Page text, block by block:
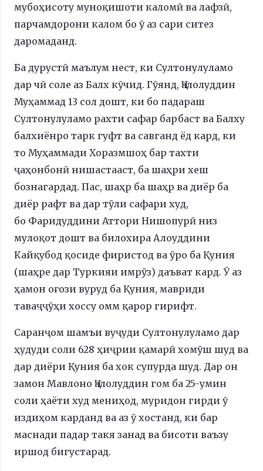
мубоҳисоту муноқишоти каломӣ ва лафзӣ,
парчамдорони калом бо ӯ аз сари ситез
даромаданд.
Ба дурустӣ маълум нест, ки Султонулуламо
дар чӣ соле аз Балх кӯчид. Гӯянд, Ҷалолуддин
Муҳаммад 13 сол дошт, ки бо падараш
Султонулуламо рахти сафар барбаст ва Балху
балхиёнро тарк гуфт ва савганд ёд кард, ки
то Муҳаммади Хоразмшоҳ бар тахти
ҷаҳонбонӣ нишастааст, ба шаҳри хеш
бознагардад. Пас, шаҳр ба шаҳр ва диёр ба
диёр рафт ва дар тӯли сафари худ,
бо Фаридуддини Аттори Нишопурӣ низ
мулоқот дошт ва билохира Алоуддини
Кайқубод қосиде фиристод ва ӯро ба Қуния
(шаҳре дар Туркияи имрӯз) даъват кард. Ӯ аз
ҳамон оғози вуруд ба Қуния, мавриди
таваҷҷӯҳи хоссу омм қарор гирифт.
Саранҷом шамъи вуҷуди Султонулуламо дар
ҳудуди соли 628 ҳиҷрии қамарӣ хомӯш шуд ва
дар диёри Қуния ба хок супурда шуд. Дар он
замон Мавлоно Ҷалолуддин гом ба 25-умин
соли ҳаёти худ мениҳод, муридон гирди ӯ
издиҳом карданд ва аз ӯ хостанд, ки бар
маснади падар такя занад ва бисоти ваъзу
иршод бигустарад.